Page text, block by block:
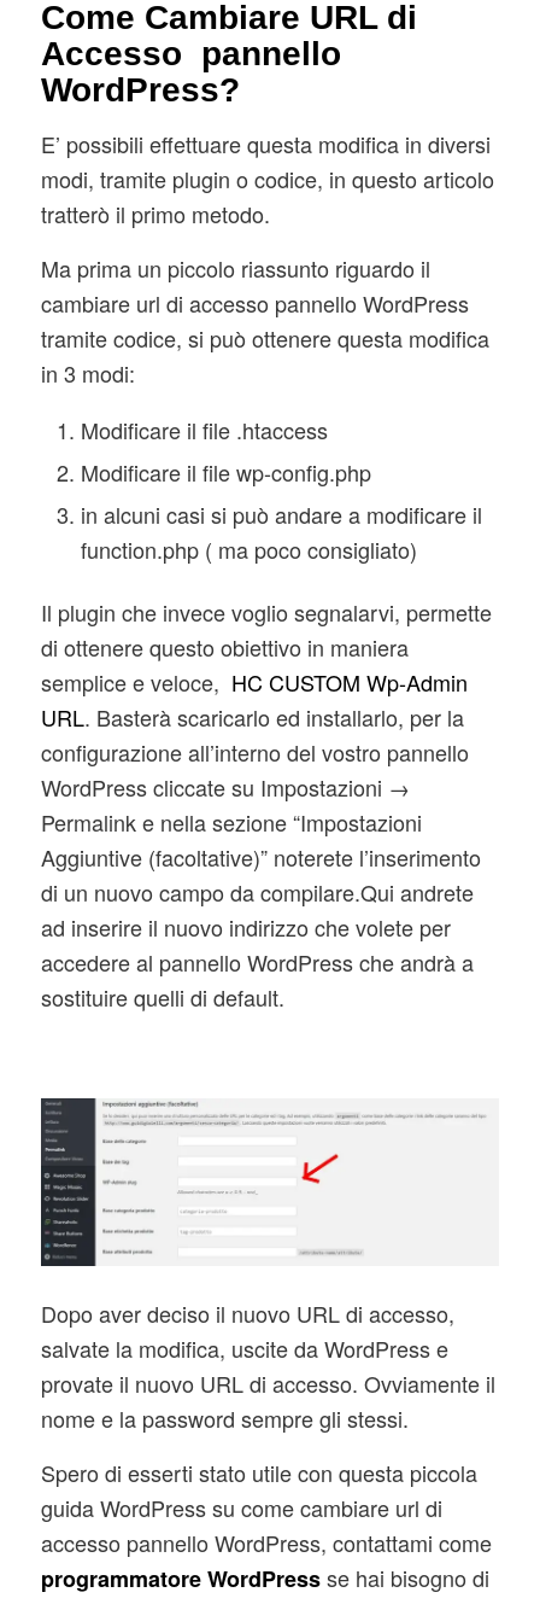
Come Cambiare URL di
Accesso pannello
WordPress?
E’ possibili effettuare questa modifica in diversi
modi, tramite plugin o codice, in questo articolo
tratterò il primo metodo.
Ma prima un piccolo riassunto riguardo il
cambiare url di accesso pannello WordPress
tramite codice, si può ottenere questa modifica
in 3 modi:
Modificare il file .htaccess
Modificare il file wp-config.php
in alcuni casi si può andare a modificare il
function.php ( ma poco consigliato)
Il plugin che invece voglio segnalarvi, permette
di ottenere questo obiettivo in maniera
semplice e veloce, HC CUSTOM Wp-Admin
URL. Basterà scaricarlo ed installarlo, per la
configurazione all’interno del vostro pannello
WordPress cliccate su Impostazioni →
Permalink e nella sezione “Impostazioni
Aggiuntive (facoltative)” noterete l’inserimento
di un nuovo campo da compilare.Qui andrete
ad inserire il nuovo indirizzo che volete per
accedere al pannello WordPress che andrà a
sostituire quelli di default.
Dopo aver deciso il nuovo URL di accesso,
salvate la modifica, uscite da WordPress e
provate il nuovo URL di accesso. Ovviamente il
nome e la password sempre gli stessi.
Spero di esserti stato utile con questa piccola
guida WordPress su come cambiare url di
accesso pannello WordPress, contattami come
programmatore WordPressse hai bisogno di